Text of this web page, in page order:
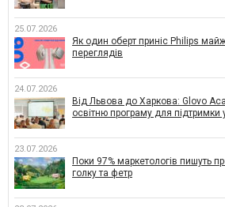
25.07.2026
Як один оберт приніс Philips
переглядів
24.07.2026
Від Львова до Харкова: Glovo
освітню програму для підтримки
23.07.2026
Поки 97% маркетологів пишуть
голку та фетр